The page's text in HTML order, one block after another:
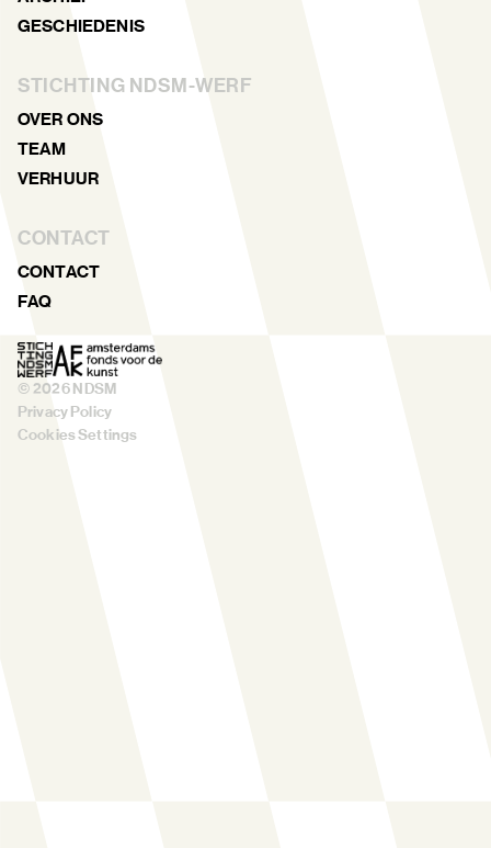
GESCHIEDENIS
STICHTING NDSM-WERF
OVER ONS
TEAM
VERHUUR
CONTACT
CONTACT
FAQ
© 2026NDSM
Privacy Policy
Cookies Settings